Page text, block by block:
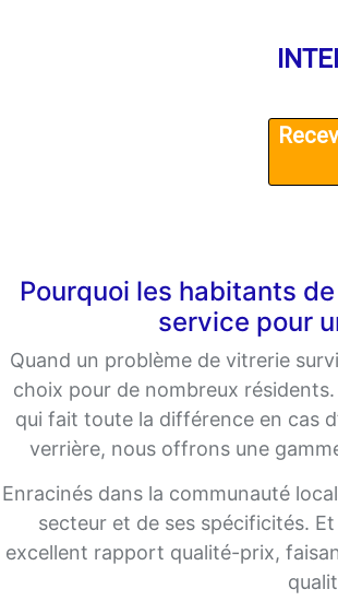
Pourquoi les habitants
service pour
Quand un problème de vitrerie
choix pour de nombreux
qui fait toute la différence en cas
verrière, nous offrons une
Enracinés dans la communauté
secteur et de ses spécificités.
excellent rapport qualité-prix,